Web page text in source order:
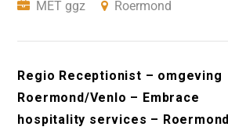
MET ggz
Roermond
Regio Receptionist – omgeving
Roermond/Venlo – Embrace
hospitality services – Roermond